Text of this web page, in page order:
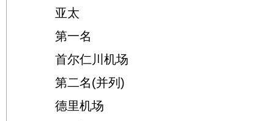
亚太
第一名
首尔仁川机场
第二名(并列)
德里机场